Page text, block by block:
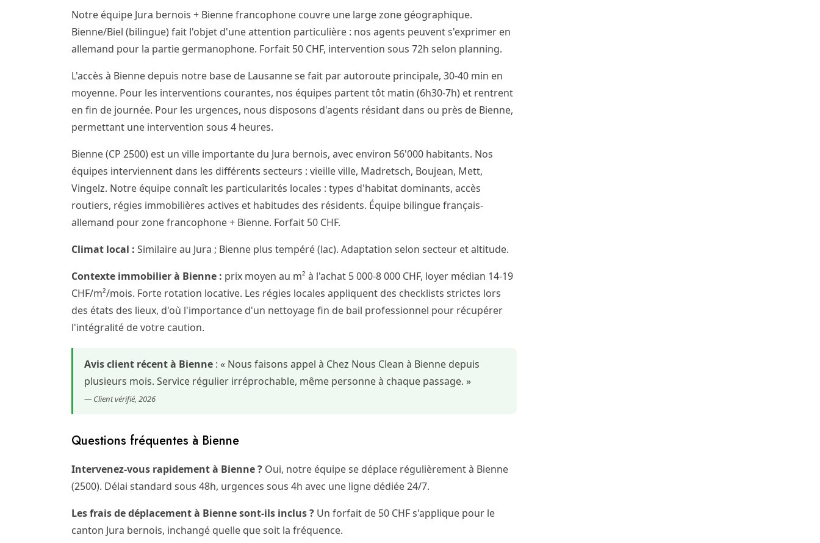
Notre équipe Jura bernois + Bienne francophone couvre une large zone géographique.
Bienne/Biel (bilingue) fait l'objet d'une attention particulière : nos agents peuvent s'exprimer en
allemand pour la partie germanophone. Forfait 50 CHF, intervention sous 72h selon planning.
L'accès à Bienne depuis notre base de Lausanne se fait par autoroute principale, 30-40 min en
moyenne. Pour les interventions courantes, nos équipes partent tôt matin (6h30-7h) et rentrent
en fin de journée. Pour les urgences, nous disposons d'agents résidant dans ou près de Bienne,
permettant une intervention sous 4 heures.
Bienne (CP 2500) est un ville importante du Jura bernois, avec environ 56'000 habitants. Nos
équipes interviennent dans les différents secteurs : vieille ville, Madretsch, Boujean, Mett,
Vingelz. Notre équipe connaît les particularités locales : types d'habitat dominants, accès
routiers, régies immobilières actives et habitudes des résidents. Équipe bilingue français-
allemand pour zone francophone + Bienne. Forfait 50 CHF.
Climat local : Similaire au Jura ; Bienne plus tempéré (lac). Adaptation selon secteur et altitude.
Contexte immobilier à Bienne : prix moyen au m² à l'achat 5 000-8 000 CHF, loyer médian 14-19
CHF/m²/mois. Forte rotation locative. Les régies locales appliquent des checklists strictes lors
des états des lieux, d'où l'importance d'un nettoyage fin de bail professionnel pour récupérer
l'intégralité de votre caution.
Avis client récent à Bienne : « Nous faisons appel à Chez Nous Clean à Bienne depuis
plusieurs mois. Service régulier irréprochable, même personne à chaque passage. »
— Client vérifié, 2026
Questions fréquentes à Bienne
Intervenez-vous rapidement à Bienne ? Oui, notre équipe se déplace régulièrement à Bienne
(2500). Délai standard sous 48h, urgences sous 4h avec une ligne dédiée 24/7.
Les frais de déplacement à Bienne sont-ils inclus ? Un forfait de 50 CHF s'applique pour le
canton Jura bernois, inchangé quelle que soit la fréquence.